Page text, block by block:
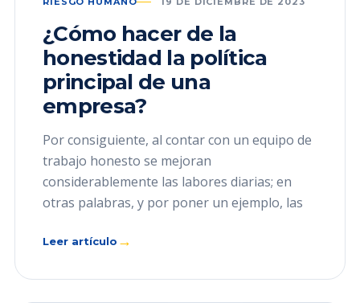
¿Cómo hacer de la
honestidad la política
principal de una
empresa?
Por consiguiente, al contar con un equipo de
trabajo honesto se mejoran
considerablemente las labores diarias; en
otras palabras, y por poner un ejemplo, las
Leer artículo →